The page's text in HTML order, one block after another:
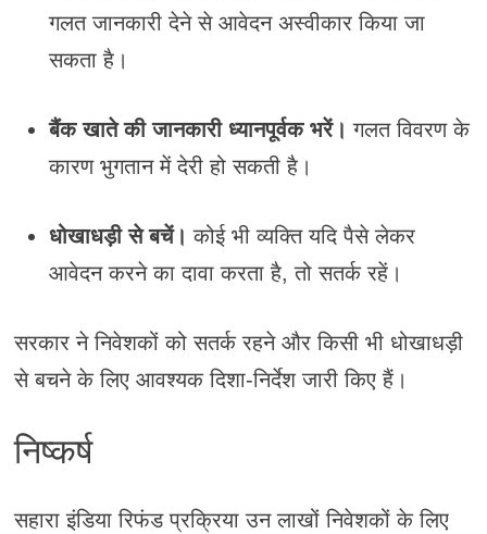
गलत जानकारी देने से आवेदन अस्वीकार किया जा
सकता है।
बैंक खाते की जानकारी ध्यानपूर्वक भरें। गलत विवरण के
कारण भुगतान में देरी हो सकती है।
धोखाधड़ी से बचें। कोई भी व्यक्ति यदि पैसे लेकर
आवेदन करने का दावा करता है, तो सतर्क रहें।
सरकार ने निवेशकों को सतर्क रहने और किसी भी धोखाधड़ी
से बचने के लिए आवश्यक दिशा-निर्देश जारी किए हैं।
निष्कर्ष
सहारा इंडिया रिफंड प्रक्रिया उन लाखों निवेशकों के लिए